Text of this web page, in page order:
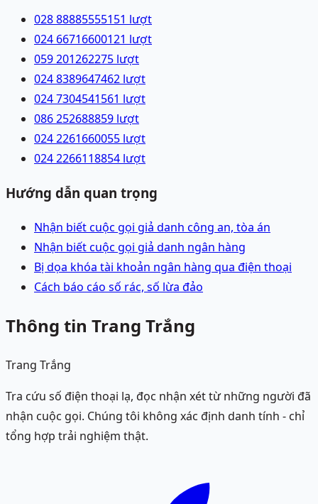
028 88885555151 lượt
024 66716600121 lượt
059 201262275 lượt
024 8389647462 lượt
024 7304541561 lượt
086 252688859 lượt
024 2261660055 lượt
024 2266118854 lượt
Hướng dẫn quan trọng
Nhận biết cuộc gọi giả danh công an, tòa án
Nhận biết cuộc gọi giả danh ngân hàng
Bị dọa khóa tài khoản ngân hàng qua điện thoại
Cách báo cáo số rác, số lừa đảo
Thông tin Trang Trắng
Trang Trắng
Tra cứu số điện thoại lạ, đọc nhận xét từ những người đã
nhận cuộc gọi. Chúng tôi không xác định danh tính - chỉ
tổng hợp trải nghiệm thật.